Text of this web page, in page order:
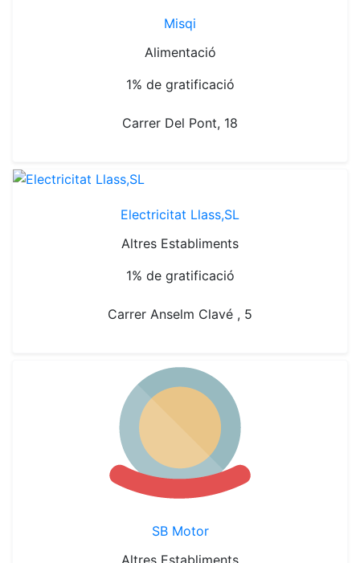
Misqi
Alimentació
1% de gratificació
Carrer Del Pont, 18
Electricitat Llass,SL
Altres Establiments
1% de gratificació
Carrer Anselm Clavé , 5
SB Motor
Altres Establiments